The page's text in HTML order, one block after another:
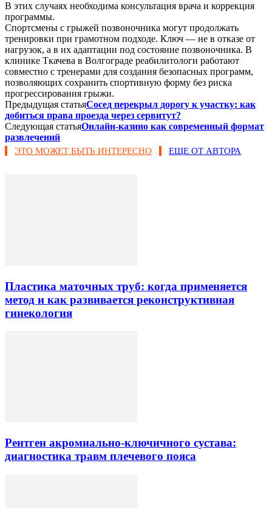
В этих случаях необходима консультация врача и коррекция
программы.
Спортсмены с грыжей позвоночника могут продолжать
тренировки при грамотном подходе. Ключ — не в отказе от
нагрузок, а в их адаптации под состояние позвоночника. В
клинике Ткачева в Волгограде реабилитологи работают
совместно с тренерами для создания безопасных программ,
позволяющих сохранить спортивную форму без риска
прогрессирования грыжи.
Предыдущая статьяСосед перекрыл дорогу к участку: как
добиться права проезда через сервитут?
Следующая статьяОнлайн-казино как современный формат
развлечений
ЭТО МОЖЕТ БЫТЬ ИНТЕРЕСНО ЕЩЕ ОТ АВТОРА
Пластика маточных труб: когда применяется
метод и как развивается реконструктивная
гинекология
Рентген акромиально-ключичного сустава:
диагностика травм плечевого пояса